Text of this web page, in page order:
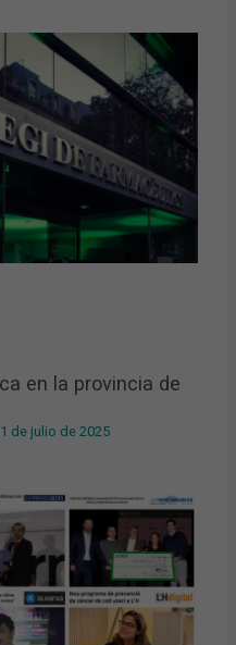
en la provincia de
de julio de 2025